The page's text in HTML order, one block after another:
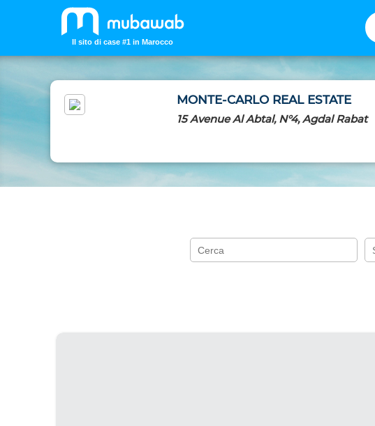
Il sito di case #1 in Marocco
MONTE-CARLO REAL ESTATE
15 Avenue Al Abtal, N°4, Agdal Rabat